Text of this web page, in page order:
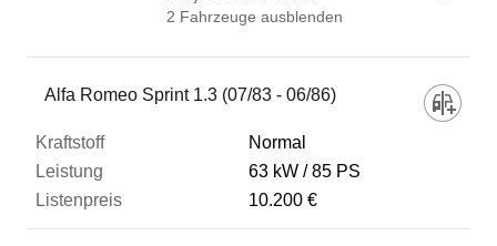
2 Fahrzeuge ausblenden
Fahrzeug
Kraftstoff
Leistung
Alfa Romeo Sprint 1.3 (07/83 - 06/86)
Normal
63 kW
85 PS
10.200 €